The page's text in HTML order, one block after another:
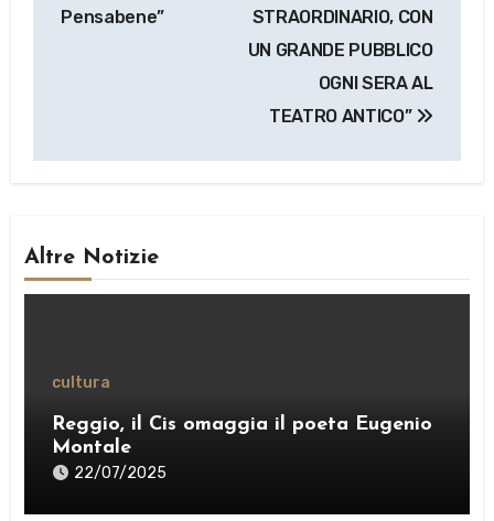
Pensabene”
STRAORDINARIO, CON
UN GRANDE PUBBLICO
OGNI SERA AL
TEATRO ANTICO”
Altre Notizie
cultura
Reggio, il Cis omaggia il poeta Eugenio
Montale
22/07/2025